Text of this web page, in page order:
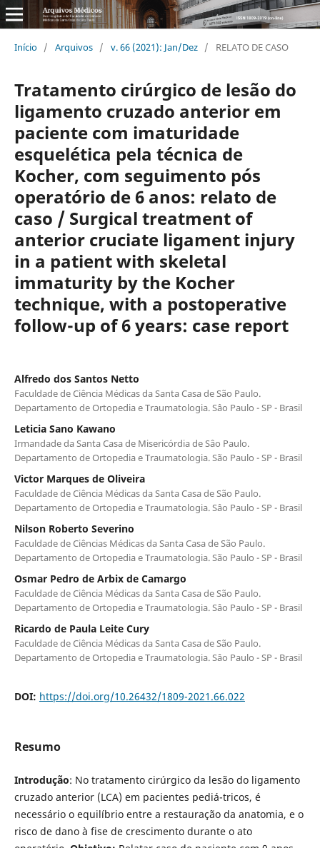
Início / Arquivos / v. 66 (2021): Jan/Dez / RELATO DE CASO
Tratamento cirúrgico de lesão do
ligamento cruzado anterior em
paciente com imaturidade
esquelética pela técnica de
Kocher, com seguimento pós
operatório de 6 anos: relato de
caso / Surgical treatment of
anterior cruciate ligament injury
in a patient with skeletal
immaturity by the Kocher
technique, with a postoperative
follow-up of 6 years: case report
Alfredo dos Santos Netto
Faculdade de Ciência Médicas da Santa Casa de São Paulo.
Departamento de Ortopedia e Traumatologia. Sâo Paulo - SP - Brasil
Leticia Sano Kawano
Irmandade da Santa Casa de Misericórdia de Sâo Paulo.
Departamento de Ortopedia e Traumatologia. São Paulo - SP - Brasil
Victor Marques de Oliveira
Faculdade de Ciência Médicas da Santa Casa de São Paulo.
Departamento de Ortopedia e Traumatologia. Sâo Paulo - SP - Brasil
Nilson Roberto Severino
Faculdade de Ciências Médicas da Santa Casa de São Paulo.
Departamento de Ortopedia e Traumatologia. São Paulo - SP - Brasil
Osmar Pedro de Arbix de Camargo
Faculdade de Ciência Médicas da Santa Casa de São Paulo.
Departamento de Ortopedia e Traumatologia. Sâo Paulo - SP - Brasil
Ricardo de Paula Leite Cury
Faculdade de Ciência Médicas da Santa Casa de São Paulo.
Departamento de Ortopedia e Traumatologia. Sâo Paulo - SP - Brasil
DOI: https://doi.org/10.26432/1809-2021.66.022
Resumo
Introdução: No tratamento cirúrgico da lesão do ligamento
cruzado anterior (LCA) em pacientes pediá-tricos, é
necessário o equilíbrio entre a restauração da anatomia, e o
risco de dano à fise de crescimento durante o ato